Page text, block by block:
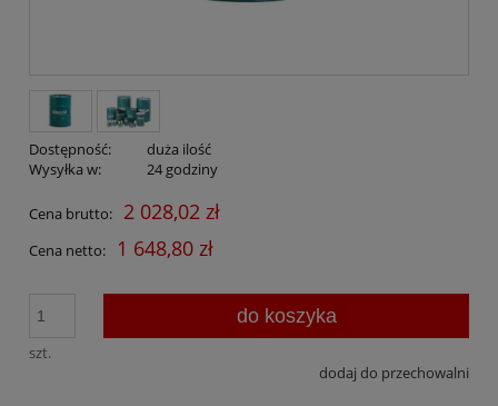
Dostępność:
duża ilość
Wysyłka w:
24 godziny
Cena brutto: 2 028,02 zł
Cena netto: 1 648,80 zł
szt.
do koszyka
dodaj do przechowalni